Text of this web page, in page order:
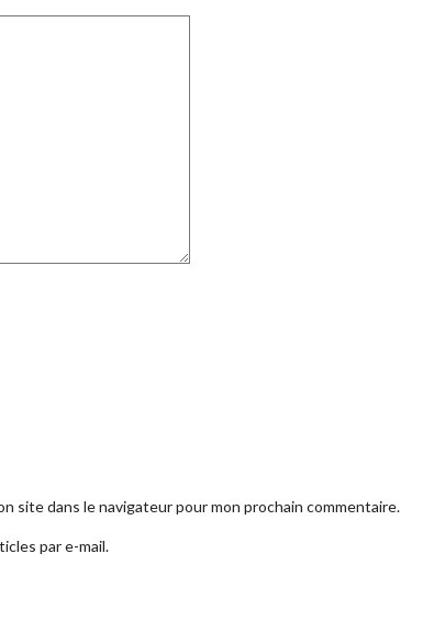
site dans le navigateur pour mon prochain commentaire.
par e-mail.